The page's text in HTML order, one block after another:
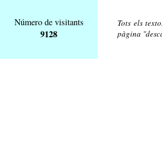
Número de visitants
9128
Tots els
pàgina